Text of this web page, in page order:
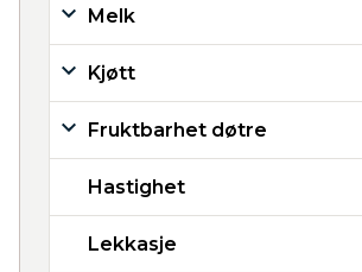
Melk
Kjøtt
Fruktbarhet døtre
Hastighet
Lekkasje